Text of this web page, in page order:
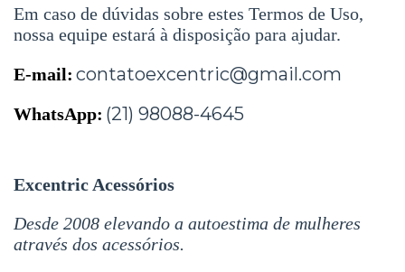
Em caso de dúvidas sobre estes Termos de Uso,
nossa equipe estará à disposição para ajudar.
E-mail: contatoexcentric@gmail.com
WhatsApp: (21) 98088-4645
Excentric Acessórios
Desde 2008 elevando a autoestima de mulheres
através dos acessórios.